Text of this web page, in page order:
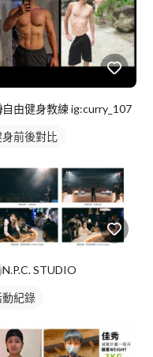
自由健身教練 ig:curry_107
身前後對比
N.P.C. STUDIO
動紀錄